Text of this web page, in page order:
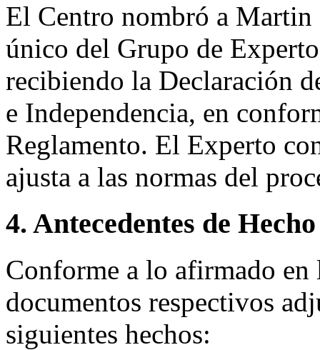
El Centro nombró a
único del Grupo de
recibiendo la Declaración
e Independencia, en
Reglamento. El Experto
ajusta a las normas del
4. Antecedentes de Hecho
Conforme a lo afirmado
documentos respectivos
siguientes hechos: